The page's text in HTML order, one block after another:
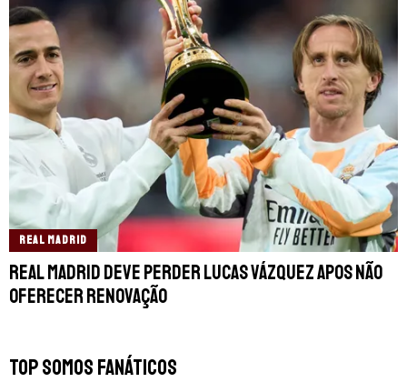
REAL MADRID
Real Madrid deve perder Lucas Vázquez apos não
oferecer renovação
TOP SOMOS FANÁTICOS